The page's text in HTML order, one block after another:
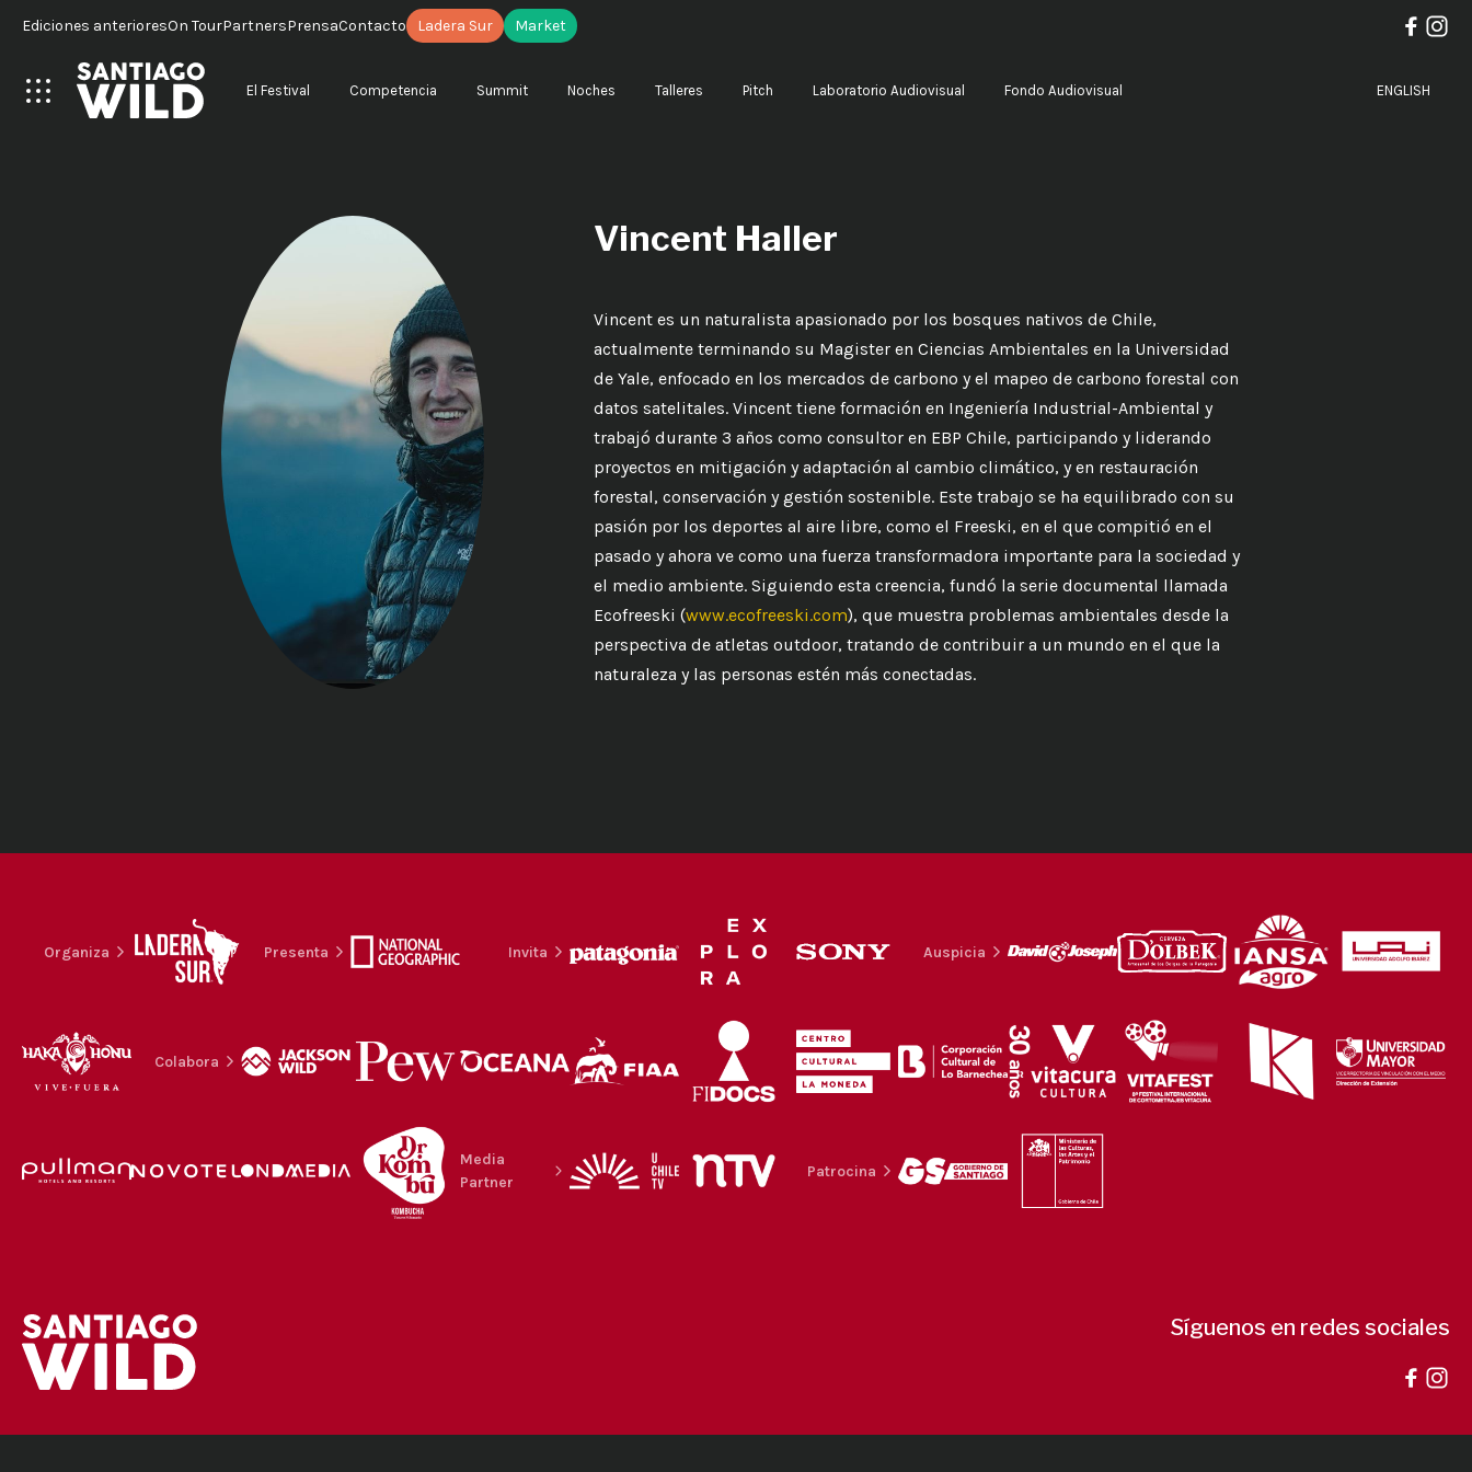
Ediciones anterioresOn TourPartnersPrensaContacto Ladera Sur Market
El Festival Competencia Summit Noches Talleres Pitch Laboratorio Audiovisual Fondo Audiovisual ENGLISH
Vincent Haller
Vincent es un naturalista apasionado por los bosques nativos de Chile,
actualmente terminando su Magister en Ciencias Ambientales en la Universidad
de Yale, enfocado en los mercados de carbono y el mapeo de carbono forestal con
datos satelitales. Vincent tiene formación en Ingeniería Industrial-Ambiental y
trabajó durante 3 años como consultor en EBP Chile, participando y liderando
proyectos en mitigación y adaptación al cambio climático, y en restauración
forestal, conservación y gestión sostenible. Este trabajo se ha equilibrado con su
pasión por los deportes al aire libre, como el Freeski, en el que compitió en el
pasado y ahora ve como una fuerza transformadora importante para la sociedad y
el medio ambiente. Siguiendo esta creencia, fundó la serie documental llamada
Ecofreeski (www.ecofreeski.com), que muestra problemas ambientales desde la
perspectiva de atletas outdoor, tratando de contribuir a un mundo en el que la
naturaleza y las personas estén más conectadas.
Organiza Presenta Invita Auspicia
Colabora
Media
Partner
Patrocina
Síguenos en redes sociales